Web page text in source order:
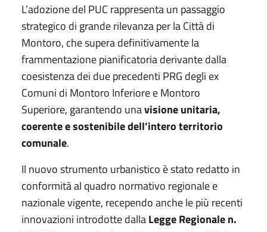
L’adozione del PUC rappresenta un passaggio
strategico di grande rilevanza per la Città di
Montoro, che supera definitivamente la
frammentazione pianificatoria derivante dalla
coesistenza dei due precedenti PRG degli ex
Comuni di Montoro Inferiore e Montoro
Superiore, garantendo unavisione unitaria,
coerente e sostenibile dell’intero territorio
comunale.
Il nuovo strumento urbanistico è stato redatto in
conformità al quadro normativo regionale e
nazionale vigente, recependo anche le più recenti
innovazioni introdotte dallaLegge Regionale n.